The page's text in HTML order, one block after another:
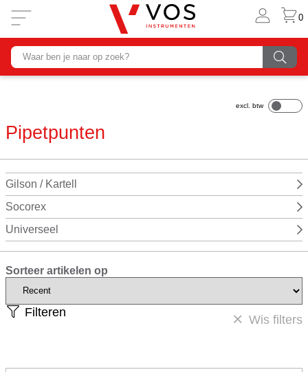
0
Pipetpunten
Gilson / Kartell
Socorex
Universeel
Sorteer artikelen op
Filteren
Wis filters